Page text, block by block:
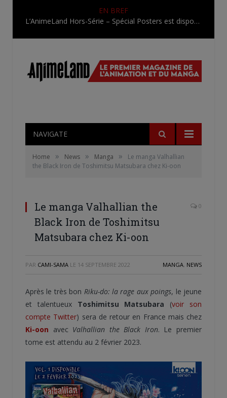
EN BREF
L’AnimeLand Hors-Série – Spécial Posters est disponible !
NAVIGATE
Home » News » Manga »
Le manga Valhallian
the Black Iron de Toshimitsu Matsubara chez Ki-oon
Le manga Valhallian the
Black Iron de Toshimitsu
Matsubara chez Ki-oon
0
PAR CAMI-SAMA LE 14 SEPTEMBRE 2022 MANGA, NEWS
Après le très bon Riku-do: la rage aux poings, le jeune
et talentueux Toshimitsu Matsubara (voir son
compte Twitter) sera de retour en France mais chez
Ki-oon avec Valhallian the Black Iron. Le premier
tome est attendu au 2 février 2023.